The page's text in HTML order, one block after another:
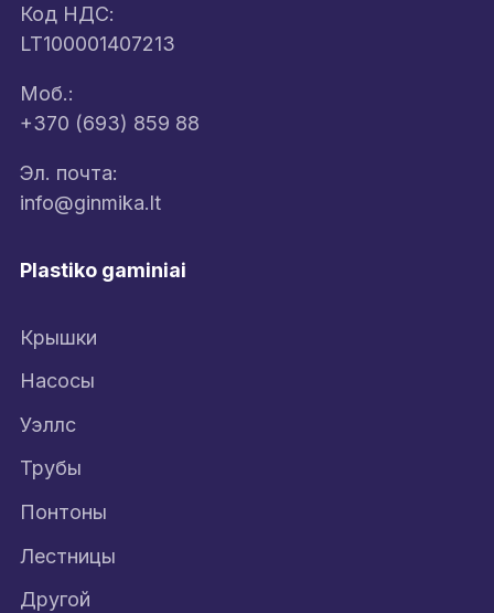
Код НДС:
LT100001407213
Моб.:
+370 (693) 859 88
Эл. почта:
info@ginmika.lt
Plastiko gaminiai
Крышки
Насосы
Уэллс
Трубы
Понтоны
Лестницы
Другой